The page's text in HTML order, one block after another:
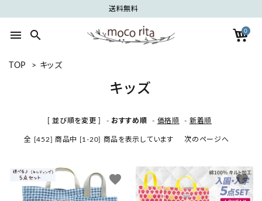
送料無料
menu search 0
ACCOUNT MENU
カテゴリーから探す
TOP > キッズ
キッズ
[ 並び順を変更 ] - おすすめ順 - 価格順 - 新着順
全 [452] 商品中 [1-20] 商品を表示しています 次のページへ
favorite favorite